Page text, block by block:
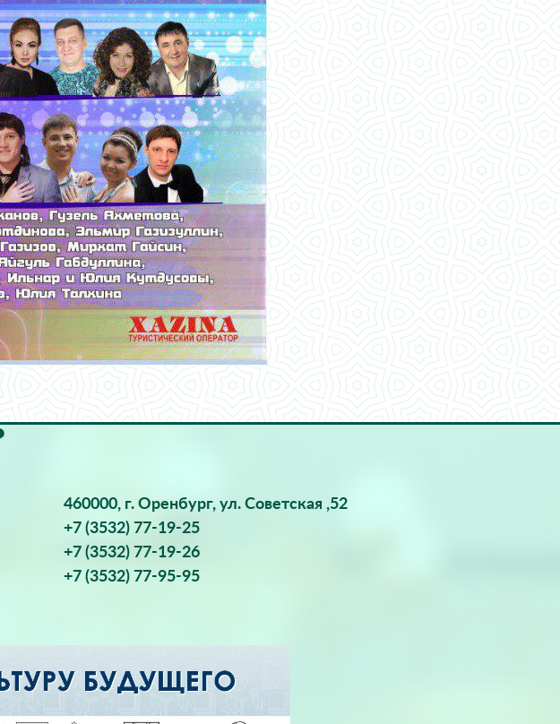
460000, г. Оренбург, ул. Советская ,52
+7 (3532) 77-19-25
+7 (3532) 77-19-26
+7 (3532) 77-95-95